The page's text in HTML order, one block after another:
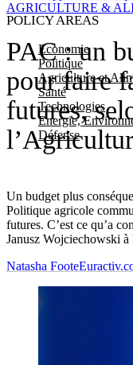
POLICY AREAS
Economie
Politique
Agriculture et
Santé
Technologies
Energie,
Défense
PAC : un
pour faire
futures,
Un budget plus
Politique agricole
futures. C’est ce qu’a
Janusz Wojciechowski
AGRICULTURE &
Natasha Foote